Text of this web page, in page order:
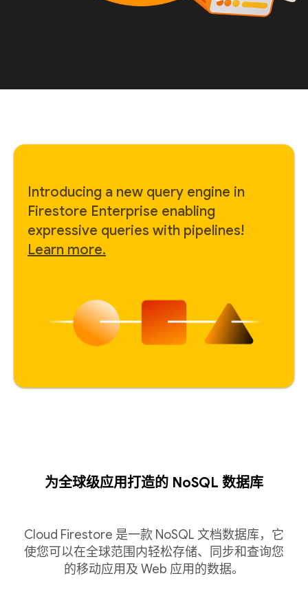
Introducing a new query engine in
Firestore Enterprise enabling
expressive queries with pipelines!
Learn more.
为全球级应用打造的 NoSQL 数据库
Cloud Firestore 是一款 NoSQL 文档数据库，它
使您可以在全球范围内轻松存储、同步和查询您
的移动应用及 Web 应用的数据。